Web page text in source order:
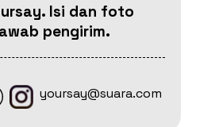
Isi dan foto
pengirim.
yoursay@suara.com